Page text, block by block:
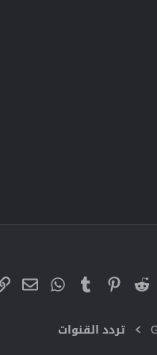
LinkedIn
Reddit
Pinterest
Tumblr
WhatsApp
تردد القنوات